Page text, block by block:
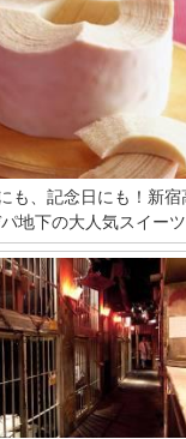
ヴィロン）といえば、都内
おしゃれなパリの雰囲気を楽
屋さん。パンの激戦区で「
」との呼び声高いバゲッ
ロワッサンなどの食事系のも
ート系まで、豊富なライン
す。そこで今回は、
でのパンを厳選してご紹介
も、記念日にも！新宿
地下の大人気スイーツ
というと美味しそうな食べ
などが沢山ありますよね。
、季節の食べ物が多くて、
出てしまいます。今回は、
デパ地下に標準を合わせて
と思います。